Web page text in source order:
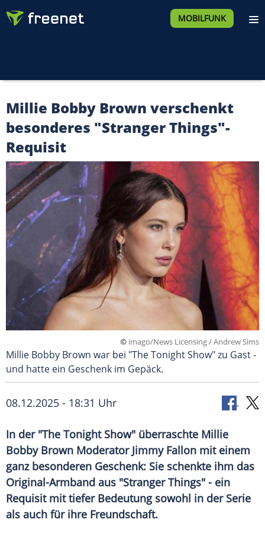
MOBILFUNK
Millie Bobby Brown verschenkt
besonderes "Stranger Things"-
Requisit
© imago/News Licensing / Andrew Sims
Millie Bobby Brown war bei "The Tonight Show" zu Gast -
und hatte ein Geschenk im Gepäck.
08.12.2025 - 18:31 Uhr
In der "The Tonight Show" überraschte Millie
Bobby Brown Moderator Jimmy Fallon mit einem
ganz besonderen Geschenk: Sie schenkte ihm das
Original-Armband aus "Stranger Things" - ein
Requisit mit tiefer Bedeutung sowohl in der Serie
als auch für ihre Freundschaft.